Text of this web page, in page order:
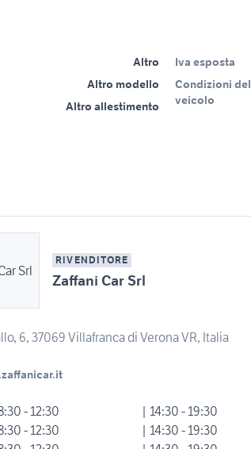
Altro
Altro modello
Altro allestimento
Iva esposta
Condizioni del
veicolo
RIVENDITORE
Zaffani Car Srl
6, 37069 Villafranca di Verona VR, Italia
- 12:30
| 14:30 - 19:30
- 12:30
| 14:30 - 19:30